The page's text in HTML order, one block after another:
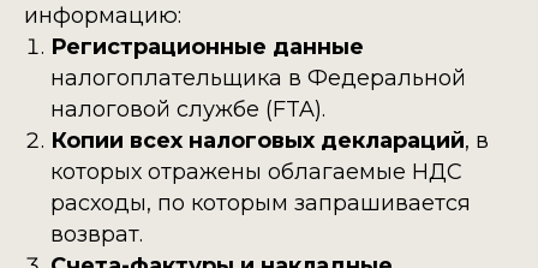
информацию:
Регистрационные данные
налогоплательщика в Федеральной
налоговой службе (FTA).
Копии всех налоговых деклараций, в
которых отражены облагаемые НДС
расходы, по которым запрашивается
возврат.